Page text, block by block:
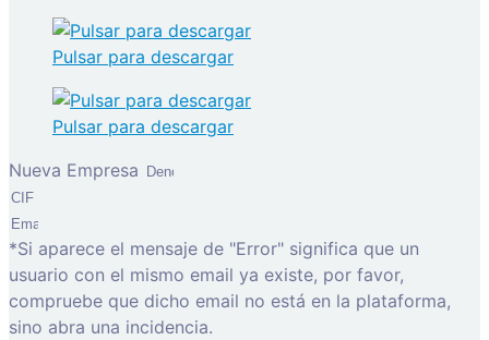
Pulsar para descargar
Pulsar para descargar
Nueva Empresa
*Si aparece el mensaje de "Error" significa que un
usuario con el mismo email ya existe, por favor,
compruebe que dicho email no está en la plataforma,
sino abra una incidencia.